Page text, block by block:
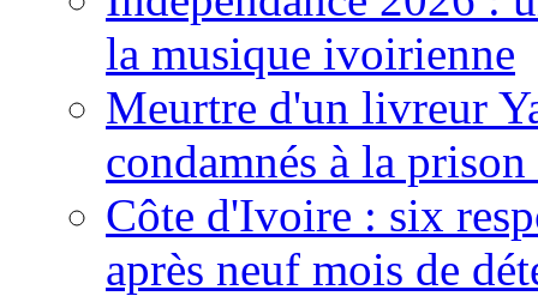
la musique ivoirienne
Meurtre d'un livreur
condamnés à la
Côte d'Ivoire : six
après neuf mois de